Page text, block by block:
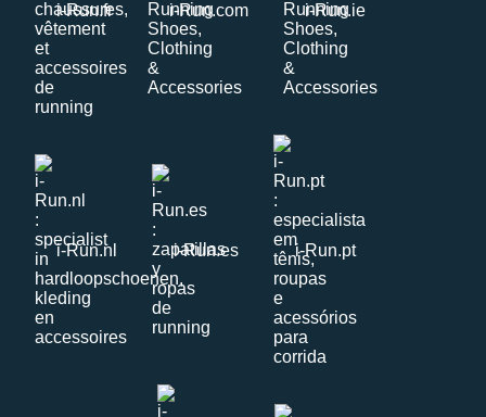
i-Run.fr i-Run.com i-Run.ie
i-Run.nl i-Run.es i-Run.pt